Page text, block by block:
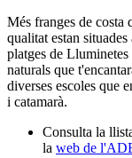
Més franges de costa
qualitat estan situades
platges de
naturals que
diverses escoles que
i catamarà.
Consulta la
la web de